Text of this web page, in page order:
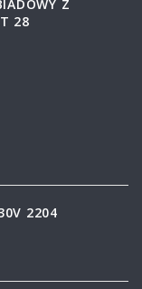
Z
28
2204